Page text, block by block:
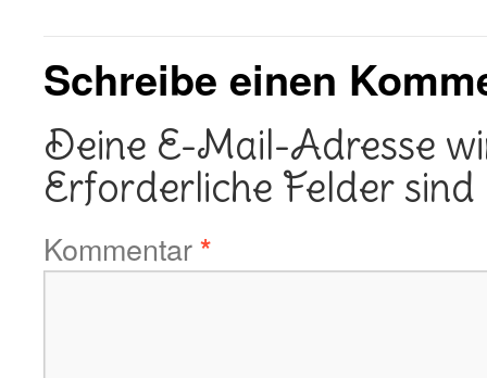
Schreibe einen
Deine E-Mail-Adresse
Erforderliche Felder
Kommentar*